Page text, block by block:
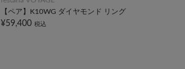
【ペア】K10WG ダイヤモンド リング
¥59,400 税込